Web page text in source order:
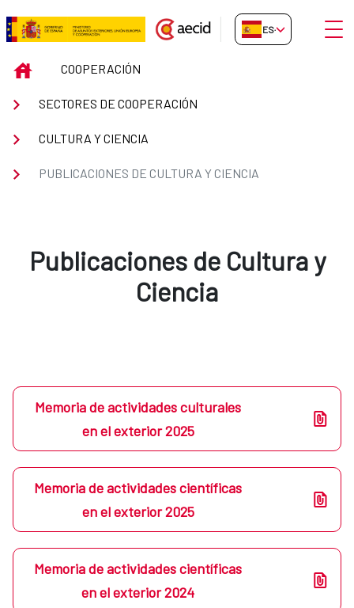
Saltar al contenido principal
Publicaciones de Cultura y
ES-ES Abrir
INICIOCOOPERACIÓN
SECTORES DE COOPERACIÓN
CULTURA Y CIENCIA
PUBLICACIONES DE CULTURA Y CIENCIA
Publicaciones de Cultura y
Ciencia
Memoria de actividades culturales
en el exterior 2025
Memoria de actividades científicas
en el exterior 2025
Memoria de actividades científicas
en el exterior 2024